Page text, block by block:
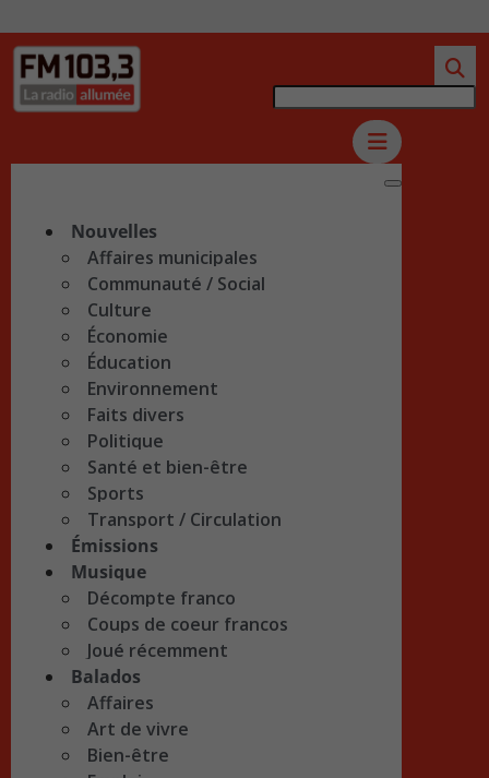
Nouvelles
Affaires municipales
Communauté / Social
Culture
Économie
Éducation
Environnement
Faits divers
Politique
Santé et bien-être
Sports
Transport / Circulation
Émissions
Musique
Décompte franco
Coups de coeur francos
Joué récemment
Balados
Affaires
Art de vivre
Bien-être